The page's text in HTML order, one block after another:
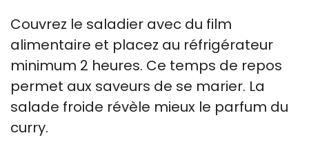
Couvrez le saladier avec du film
alimentaire et placez au réfrigérateur
minimum 2 heures. Ce temps de repos
permet aux saveurs de se marier. La
salade froide révèle mieux le parfum du
curry.